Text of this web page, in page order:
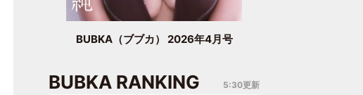
BUBKA（ブブカ） 2026年4月号
BUBKA RANKING 5:30更新